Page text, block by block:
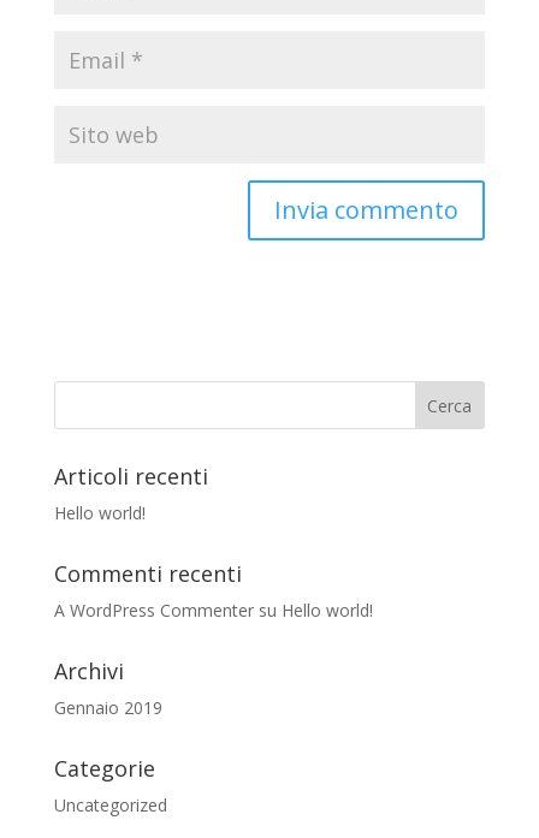
Articoli recenti
Hello world!
Commenti recenti
A WordPress Commentersu Hello world!
Archivi
Gennaio 2019
Categorie
Uncategorized